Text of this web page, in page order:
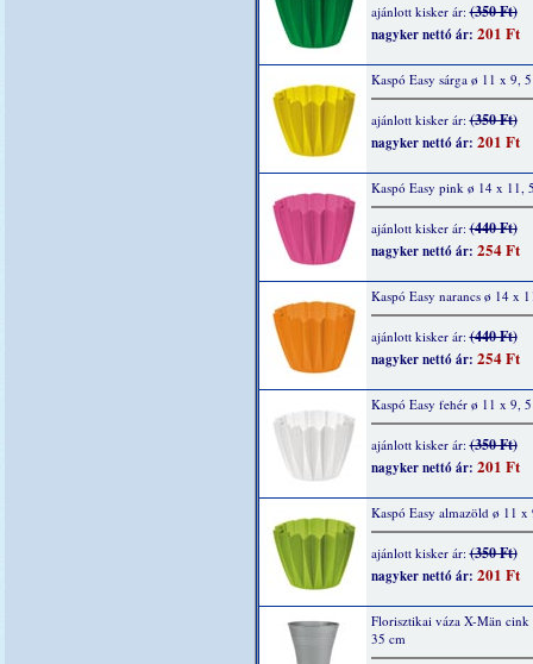
ajánlott kisker ár:(350 Ft)
nagyker nettó ár: 201 Ft
Kaspó Easy sárga ø 11 x 9,
ajánlott kisker ár:(350 Ft)
nagyker nettó ár: 201 Ft
Kaspó Easy pink ø 14 x 11,
ajánlott kisker ár:(440 Ft)
nagyker nettó ár: 254 Ft
Kaspó Easy narancs ø 14 x
ajánlott kisker ár:(440 Ft)
nagyker nettó ár: 254 Ft
Kaspó Easy fehér ø 11 x 9,
ajánlott kisker ár:(350 Ft)
nagyker nettó ár: 201 Ft
Kaspó Easy almazöld ø 11 x
ajánlott kisker ár:(350 Ft)
nagyker nettó ár: 201 Ft
Florisztikai váza X-Män
35 cm